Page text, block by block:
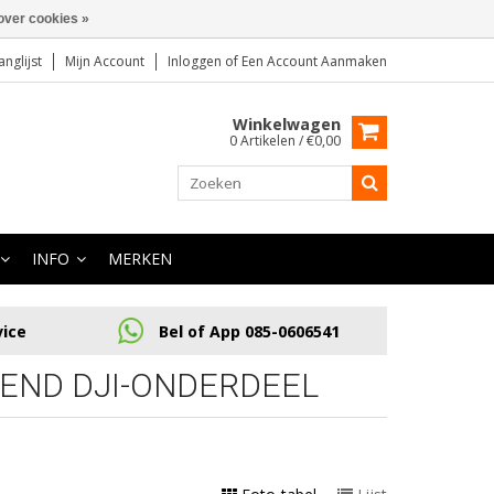
Mijn Account Inloggen of Een Account Aanmaken
Winkelwagen
0 Artikelen / €0,00
INFO MERKEN
Bel of App 085-0606541
DJI-ONDERDEEL
cookies »